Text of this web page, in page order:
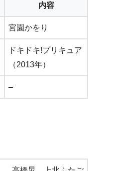
内容
宮園かをり
ドキドキ!プリキュア
（2013年）
–